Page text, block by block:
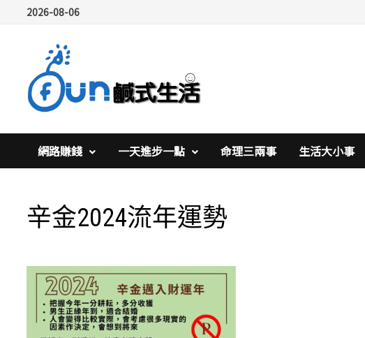
2026-08-06
網路賺錢 一天進步一點 命理三兩事 生活大小事
辛金2024流年運勢